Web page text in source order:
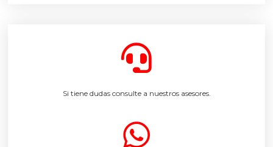
Si tiene dudas consulte a nuestros asesores.